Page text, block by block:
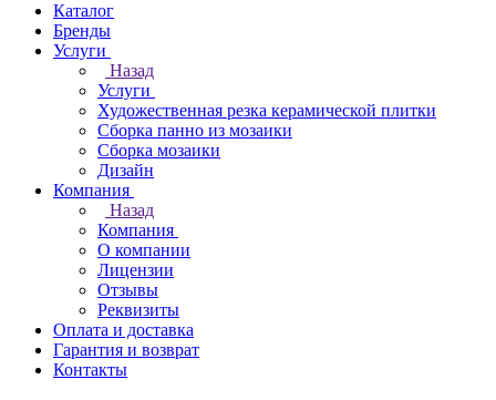
Каталог
Бренды
Услуги
Назад
Услуги
Художественная резка керамической плитки
Сборка панно из мозаики
Сборка мозаики
Дизайн
Компания
Назад
Компания
О компании
Лицензии
Отзывы
Реквизиты
Оплата и доставка
Гарантия и возврат
Контакты